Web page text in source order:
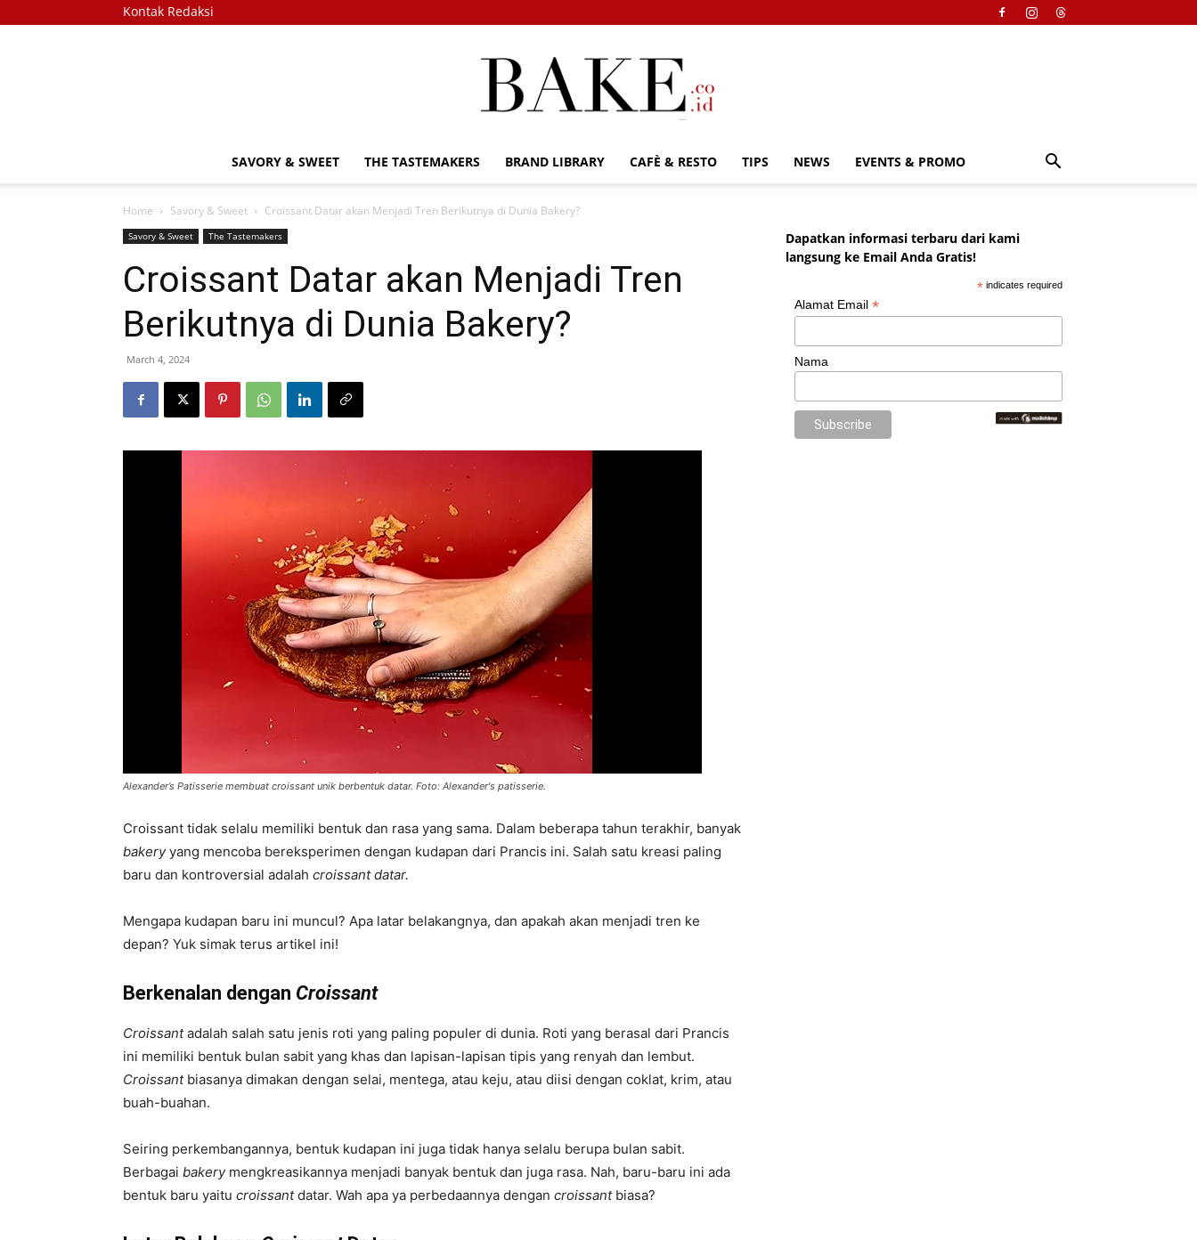
Kontak Redaksi
SAVORY & SWEET THE TASTEMAKERS BRAND LIBRARY CAFÈ & RESTO TIPS NEWS EVENTS & PROMO
Home Savory & Sweet Croissant Datar akan Menjadi Tren Berikutnya di Dunia Bakery?
Savory & Sweet The Tastemakers
Croissant Datar akan Menjadi Tren
Berikutnya di Dunia Bakery?
March 4, 2024
Alexander’s Patisserie membuat croissant unik berbentuk datar. Foto: Alexander's patisserie.
Croissant tidak selalu memiliki bentuk dan rasa yang sama. Dalam beberapa tahun terakhir, banyak
bakeryyang mencoba bereksperimen dengan kudapan dari Prancis ini. Salah satu kreasi paling
baru dan kontroversial adalah croissant datar.
Mengapa kudapan baru ini muncul? Apa latar belakangnya, dan apakah akan menjadi tren ke
depan? Yuk simak terus artikel ini!
Berkenalan dengan Croissant
Croissantadalah salah satu jenis roti yang paling populer di dunia. Roti yang berasal dari Prancis
ini memiliki bentuk bulan sabit yang khas dan lapisan-lapisan tipis yang renyah dan lembut.
Croissantbiasanya dimakan dengan selai, mentega, atau keju, atau diisi dengan coklat, krim, atau
buah-buahan.
Seiring perkembangannya, bentuk kudapan ini juga tidak hanya selalu berupa bulan sabit.
Berbagai bakery mengkreasikannya menjadi banyak bentuk dan juga rasa. Nah, baru-baru ini ada
bentuk baru yaitu croissantdatar. Wah apa ya perbedaannya dengan croissant biasa?
Dapatkan informasi terbaru dari kami
langsung ke Email Anda Gratis!
* indicates required
Alamat Email *
Nama